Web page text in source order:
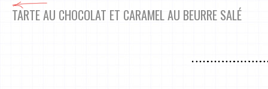
TARTE AU CHOCOLAT ET CARAMEL AU BEURRE SALÉ